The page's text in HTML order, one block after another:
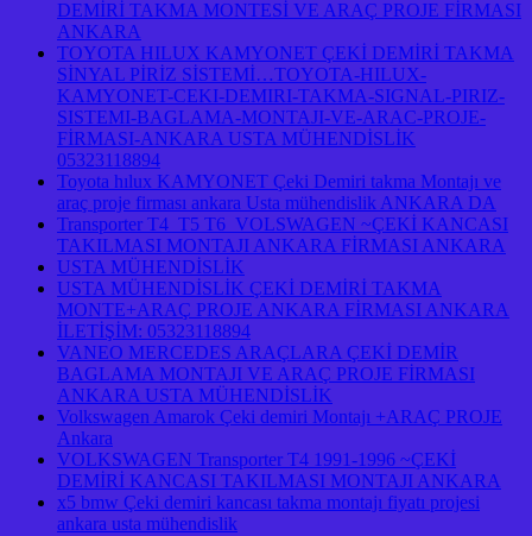
DEMİRİ TAKMA MONTESİ VE ARAÇ PROJE FİRMASI
ANKARA
TOYOTA HILUX KAMYONET ÇEKİ DEMİRİ TAKMA
SİNYAL PİRİZ SİSTEMİ…TOYOTA-HILUX-
KAMYONET-CEKI-DEMIRI-TAKMA-SIGNAL-PIRIZ-
SISTEMI-BAGLAMA-MONTAJI-VE-ARAC-PROJE-
FİRMASI-ANKARA USTA MÜHENDİSLİK
05323118894
Toyota hılux KAMYONET Çeki Demiri takma Montajı ve
araç proje firması ankara Usta mühendislik ANKARA DA
Transporter T4 T5 T6 VOLSWAGEN ~ÇEKİ KANCASI
TAKILMASI MONTAJI ANKARA FİRMASI ANKARA
USTA MÜHENDİSLİK
USTA MÜHENDİSLİK ÇEKİ DEMİRİ TAKMA
MONTE+ARAÇ PROJE ANKARA FİRMASI ANKARA
İLETİŞİM: 05323118894
VANEO MERCEDES ARAÇLARA ÇEKİ DEMİR
BAGLAMA MONTAJI VE ARAÇ PROJE FİRMASI
ANKARA USTA MÜHENDİSLİK
Volkswagen Amarok Çeki demiri Montajı +ARAÇ PROJE
Ankara
VOLKSWAGEN Transporter T4 1991-1996 ~ÇEKİ
DEMİRİ KANCASI TAKILMASI MONTAJI ANKARA
x5 bmw Çeki demiri kancası takma montajı fiyatı projesi
ankara usta mühendislik